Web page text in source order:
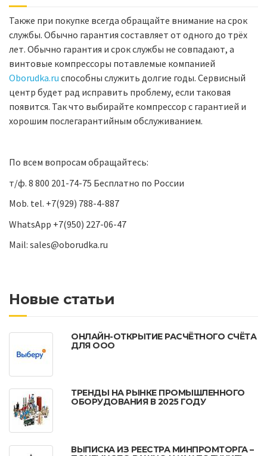
Также при покупке всегда обращайте внимание на срок
службы. Обычно гарантия составляет от одного до трёх
лет. Обычно гарантия и срок службы не совпадают, а
винтовые компрессоры потавлемые компанией
Oborudka.ru способны служить долгие годы. Сервисный
центр будет рад исправить проблему, если таковая
появится. Так что выбирайте компрессор с гарантией и
хорошим послегарантийным обслуживанием.
По всем вопросам обращайтесь:
т/ф. 8 800 201-74-75 Бесплатно по России
Mob. tel. +7(929) 788-4-887
WhatsApp +7(950) 227-06-47
Mail: sales@oborudka.ru
Новые статьи
ОНЛАЙН-ОТКРЫТИЕ РАСЧЁТНОГО СЧЁТА
ДЛЯ ООО
ТРЕНДЫ НА РЫНКЕ ПРОМЫШЛЕННОГО
ОБОРУДОВАНИЯ В 2025 ГОДУ
ВЫПИСКА ИЗ РЕЕСТРА МИНПРОМТОРГА –